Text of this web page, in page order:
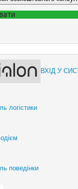
ВХІД У
логістики
поведінки